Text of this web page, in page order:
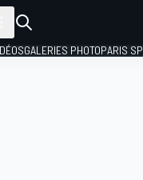
GALERIES PHOTOPARIS